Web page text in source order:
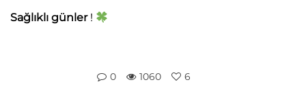
Sağlıklı günler!
0 1060 6